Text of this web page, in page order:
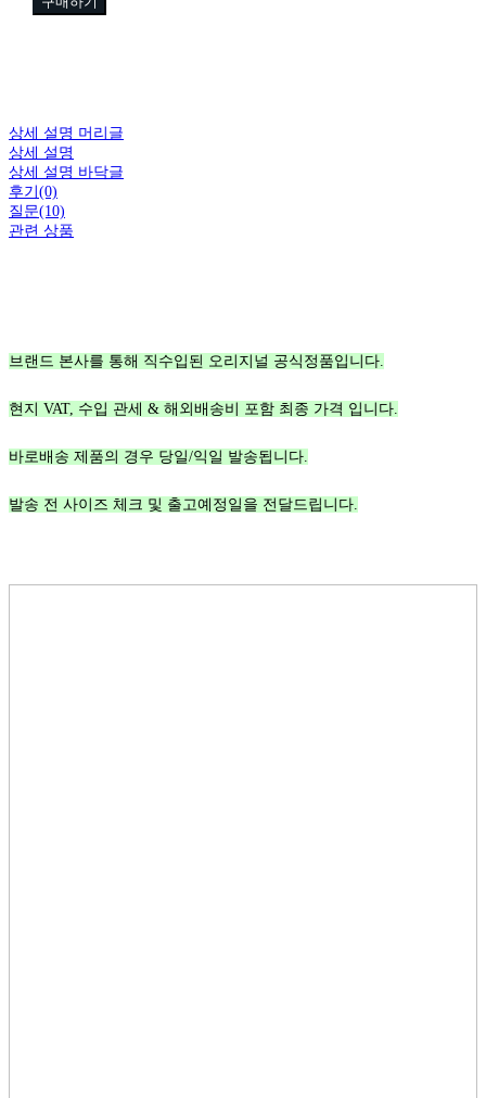
상세 설명 머리글
상세 설명
상세 설명 바닥글
후기(0)
질문(10)
관련 상품
브랜드 본사를 통해 직수입된 오리지널 공식정품입니다.
현지 VAT, 수입 관세 & 해외배송비 포함 최종 가격 입니다.
바로배송 제품의 경우 당일/익일 발송됩니다.
발송 전 사이즈 체크 및 출고예정일을 전달드립니다.